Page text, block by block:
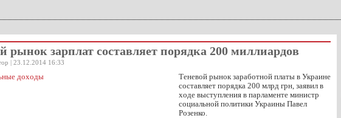
рынок зарплат составляет порядка 200 миллиардов
| 23.12.2014 16:33
Теневой рынок заработной платы в Украине
составляет порядка 200 млрд грн, заявил в
ходе выступления в парламенте министр
социальной политики Украины Павел
Розенко.